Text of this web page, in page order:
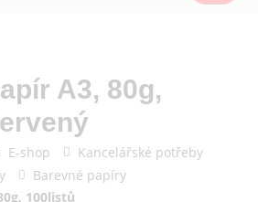
A3, 80g,
E-shop
Kancelářské potřeby
Barevné papíry
100listů